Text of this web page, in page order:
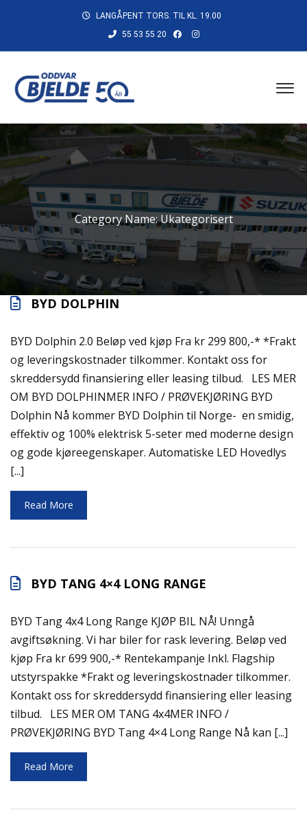
LANGÅPENT TORS. TIL KL. 19.00
55 53 55 20
Category Name:Ukategorisert
BYD DOLPHIN
BYD Dolphin 2.0 Beløp ved kjøp Fra kr 299 800,-* *Frakt
og leveringskostnader tilkommer. Kontakt oss for
skreddersydd finansiering eller leasing tilbud. LES MER
OM BYD DOLPHINMER INFO / PRØVEKJØRING BYD
Dolphin Nå kommer BYD Dolphin til Norge- en smidig,
effektiv og 100% elektrisk 5-seter med moderne design
og gode kjøreegenskaper. Automatiske LED Hovedlys
[...]
Read More
BYD TANG 4×4 LONG RANGE
BYD Tang 4x4 Long Range KJØP BIL NÅ! Unngå
avgiftsøkning. Vi har biler for rask levering. Beløp ved
kjøp Fra kr 699 900,-* Rentekampanje Inkl. Flagship
utstyrspakke *Frakt og leveringskostnader tilkommer.
Kontakt oss for skreddersydd finansiering eller leasing
tilbud. LES MER OM TANG 4x4MER INFO /
PRØVEKJØRING BYD Tang 4×4 Long Range Nå kan [...]
Read More